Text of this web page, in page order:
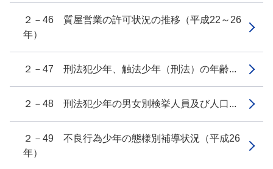
２－46 質屋営業の許可状況の推移（平成22～26
年）
２－47 刑法犯少年、触法少年（刑法）の年齢...
２－48 刑法犯少年の男女別検挙人員及び人口...
２－49 不良行為少年の態様別補導状況（平成26
年）